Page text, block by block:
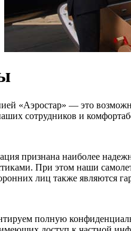
«Аэростар» — это
сотрудников и
признана наиболее
При этом наши
лиц также являются
полную